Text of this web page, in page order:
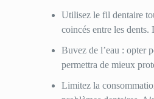
Utilisez le fil dentaire
coincés entre les dents.
Buvez de l’eau : opter
permettra de mieux
Limitez la